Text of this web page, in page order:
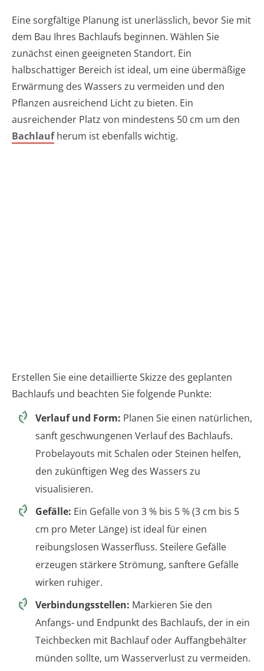
Eine sorgfältige Planung ist unerlässlich, bevor Sie mit
dem Bau Ihres Bachlaufs beginnen. Wählen Sie
zunächst einen geeigneten Standort. Ein
halbschattiger Bereich ist ideal, um eine übermäßige
Erwärmung des Wassers zu vermeiden und den
Pflanzen ausreichend Licht zu bieten. Ein
ausreichender Platz von mindestens 50 cm um den
Bachlaufherum ist ebenfalls wichtig.
Erstellen Sie eine detaillierte Skizze des geplanten
Bachlaufs und beachten Sie folgende Punkte:
Verlauf und Form: Planen Sie einen natürlichen,
sanft geschwungenen Verlauf des Bachlaufs.
Probelayouts mit Schalen oder Steinen helfen,
den zukünftigen Weg des Wassers zu
visualisieren.
Gefälle: Ein Gefälle von 3 % bis 5 % (3 cm bis 5
cm pro Meter Länge) ist ideal für einen
reibungslosen Wasserfluss. Steilere Gefälle
erzeugen stärkere Strömung, sanftere Gefälle
wirken ruhiger.
Verbindungsstellen: Markieren Sie den
Anfangs- und Endpunkt des Bachlaufs, der in ein
Teichbecken mit Bachlauf oder Auffangbehälter
münden sollte, um Wasserverlust zu vermeiden.